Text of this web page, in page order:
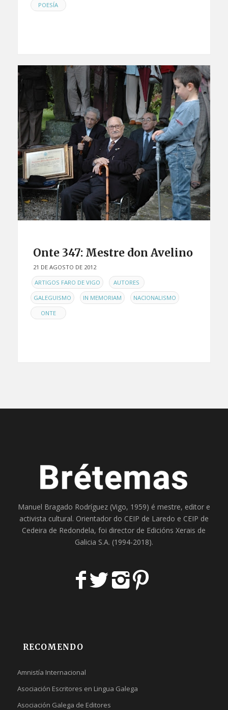
POESÍA
Onte 347: Mestre don Avelino
21 DE AGOSTO DE 2012
ENARTIGOS FARO DE VIGO , AUTORES ,
GALEGUISMO , IN MEMORIAM , NACIONALISMO ,
ONTE
Manuel Bragado Rodríguez (Vigo, 1959) é mestre, editor e
activista cultural. Orientador do CEIP de Laredo e CEIP de
Cedeira de Redondela, foi director de Edicións Xerais de
Galicia S.A. (1994-2018).
RECOMENDO
Amnistía Internacional
Asociación Escritores en Lingua Galega
Asociación Galega de Editores